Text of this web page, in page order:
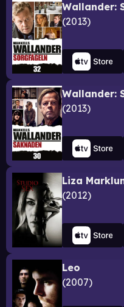
Wallander:
2013
Wallander:
2013
Liza
2012
Leo
2007